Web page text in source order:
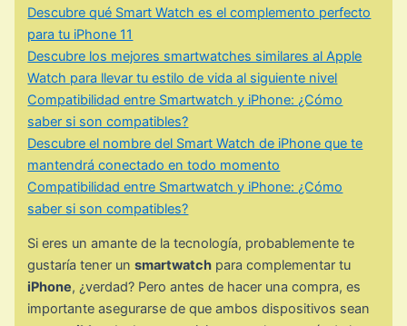
Descubre qué Smart Watch es el complemento perfecto
para tu iPhone 11
Descubre los mejores smartwatches similares al Apple
Watch para llevar tu estilo de vida al siguiente nivel
Compatibilidad entre Smartwatch y iPhone: ¿Cómo
saber si son compatibles?
Descubre el nombre del Smart Watch de iPhone que te
mantendrá conectado en todo momento
Compatibilidad entre Smartwatch y iPhone: ¿Cómo
saber si son compatibles?
Si eres un amante de la tecnología, probablemente te
gustaría tener unsmartwatch para complementar tu
iPhone, ¿verdad? Pero antes de hacer una compra, es
importante asegurarse de que ambos dispositivos sean